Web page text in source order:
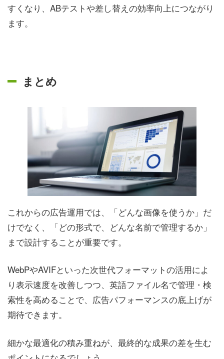
すくなり、ABテストや差し替えの効率向上につながり
ます。
まとめ
これからの広告運用では、「どんな画像を使うか」だ
けでなく、「どの形式で、どんな名前で管理するか」
まで設計することが重要です。
WebPやAVIFといった次世代フォーマットの活用によ
り表示速度を改善しつつ、英語ファイル名で管理・検
索性を高めることで、広告パフォーマンスの底上げが
期待できます。
細かな最適化の積み重ねが、最終的な成果の差を生む